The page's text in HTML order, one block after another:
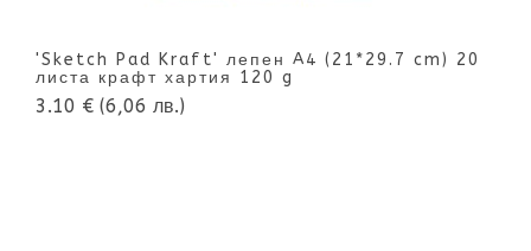
'Sketch Pad Kraft' лепен A4 (21*29.7 cm) 20
листа крафт хартия 120 g
3.10 € (6,06 лв.)